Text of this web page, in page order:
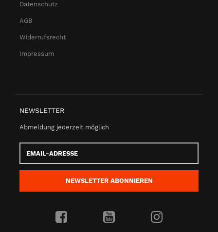
Datenschutz
AGB
Widerrufsrecht
Impressum
NEWSLETTER
Abmeldung jederzeit möglich
Adresse
NEWSLETTER ABONNIEREN